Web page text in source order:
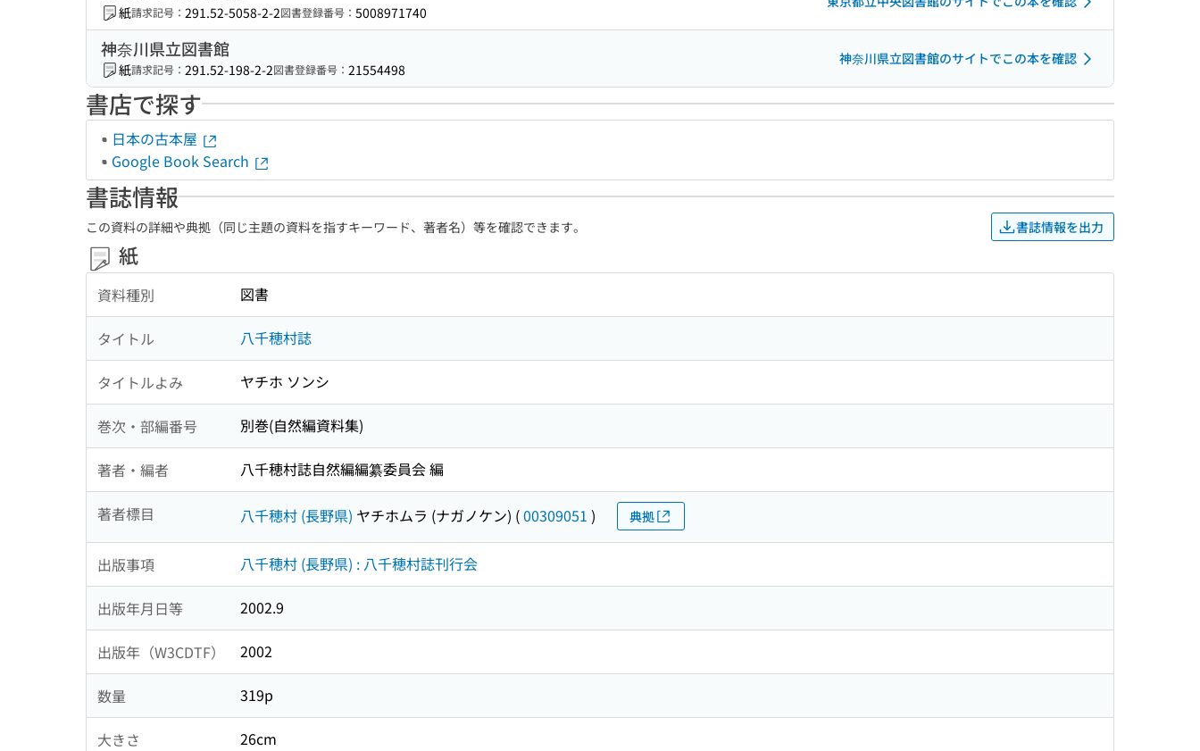
紙請求記号： 291.52-5058-2-2図書登録番号： 5008971740
神奈川県立図書館
紙請求記号： 291.52-198-2-2図書登録番号： 21554498
神奈川県立図書館のサイトでこの本を確認
書店で探す
日本の古本屋
Google Book Search
書誌情報
この資料の詳細や典拠（同じ主題の資料を指すキーワード、著者名）等を確認できます。 書誌情報を出力
紙
資料種別 図書
タイトル 八千穂村誌
タイトルよみ ヤチホ ソンシ
巻次・部編番号 別巻(自然編資料集)
著者・編者 八千穂村誌自然編編纂委員会 編
著者標目 八千穂村 (長野県) ヤチホムラ (ナガノケン) (00309051 ) 典拠
出版事項 八千穂村 (長野県) : 八千穂村誌刊行会
出版年月日等 2002.9
出版年（W3CDTF） 2002
数量 319p
大きさ 26cm